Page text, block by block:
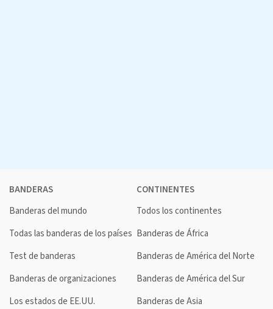
BANDERAS
Banderas del mundo
Todas las banderas de los países
Test de banderas
Banderas de organizaciones
Los estados de EE.UU.
CONTINENTES
Todos los continentes
Banderas de África
Banderas de América del Norte
Banderas de América del Sur
Banderas de Asia